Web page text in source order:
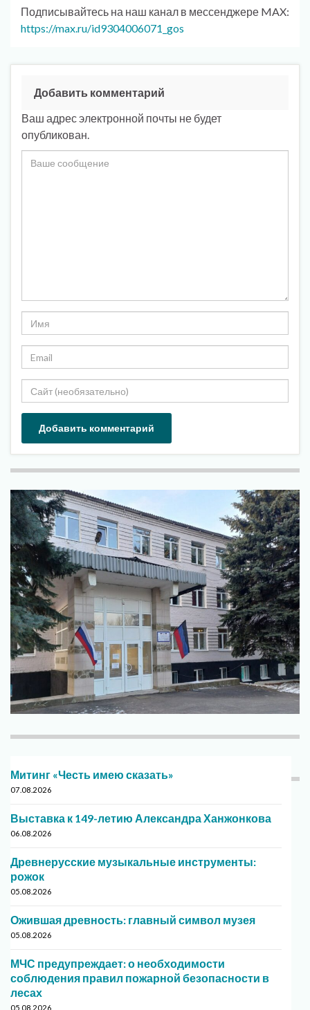
Подписывайтесь на наш канал в мессенджере MAX:
https://max.ru/id9304006071_gos
Добавить комментарий
Ваш адрес электронной почты не будет
опубликован.
Митинг «Честь имею сказать»
07.08.2026
Выставка к 149-летию Александра Ханжонкова
06.08.2026
Древнерусские музыкальные инструменты:
рожок
05.08.2026
Ожившая древность: главный символ музея
05.08.2026
МЧС предупреждает: о необходимости
соблюдения правил пожарной безопасности в
лесах
05.08.2026